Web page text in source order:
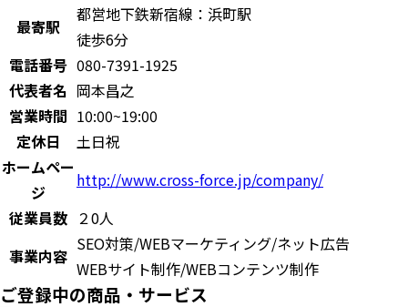
最寄駅
都営地下鉄新宿線：浜町駅
徒歩6分
電話番号 080-7391-1925
代表者名 岡本昌之
営業時間 10:00~19:00
定休日
土日祝
ホームペー
ジ
http://www.cross-force.jp/company/
従業員数 ２0人
事業内容
SEO対策/WEBマーケティング/ネット広告
WEBサイト制作/WEBコンテンツ制作
ご登録中の商品・サービス